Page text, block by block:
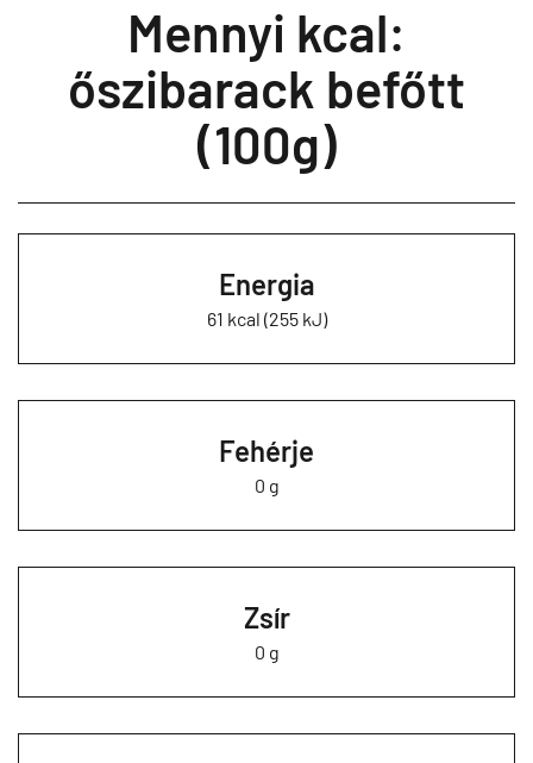
Mennyi kcal:
őszibarack befőtt
(100g)
Energia
61 kcal (255 kJ)
Fehérje
0 g
Zsír
0 g